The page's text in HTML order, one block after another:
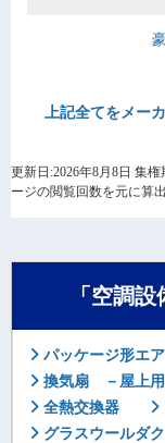
上記全てをメー
更新日:2026年8月8日 集
ージの閲覧回数を元に算
「空調
パッケージ形エ
換気扇 －屋上用
全熱交換器
グラスウールダ